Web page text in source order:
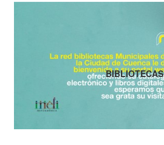
BIBLIOTECAS